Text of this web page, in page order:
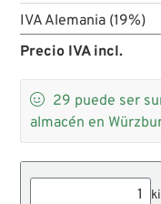
IVA Alemania (19%)
Precio IVA incl.
 29 puede ser
almacén en